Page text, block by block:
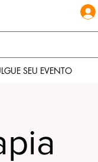
SEU EVENTO